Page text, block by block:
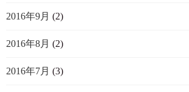
2016年9月 (2)
2016年8月 (2)
2016年7月 (3)